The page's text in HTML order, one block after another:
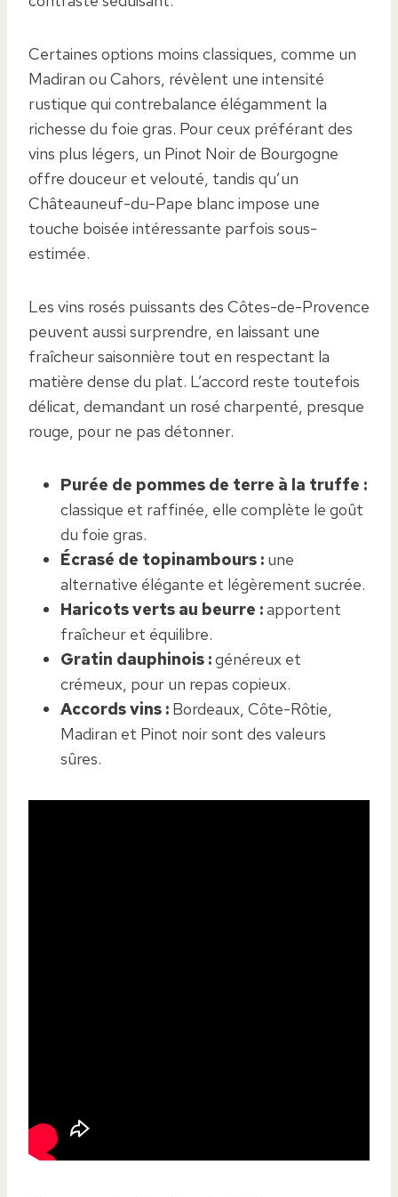
Certaines options moins classiques, comme un
Madiran ou Cahors, révèlent une intensité
rustique qui contrebalance élégamment la
richesse du foie gras. Pour ceux préférant des
vins plus légers, un Pinot Noir de Bourgogne
offre douceur et velouté, tandis qu’un
Châteauneuf-du-Pape blanc impose une
touche boisée intéressante parfois sous-
estimée.
Les vins rosés puissants des Côtes-de-Provence
peuvent aussi surprendre, en laissant une
fraîcheur saisonnière tout en respectant la
matière dense du plat. L’accord reste toutefois
délicat, demandant un rosé charpenté, presque
rouge, pour ne pas détonner.
Purée de pommes de terre à la truffe :
classique et raffinée, elle complète le goût
du foie gras.
Écrasé de topinambours : une
alternative élégante et légèrement sucrée.
Haricots verts au beurre :apportent
fraîcheur et équilibre.
Gratin dauphinois :généreux et
crémeux, pour un repas copieux.
Accords vins : Bordeaux, Côte-Rôtie,
Madiran et Pinot noir sont des valeurs
sûres.